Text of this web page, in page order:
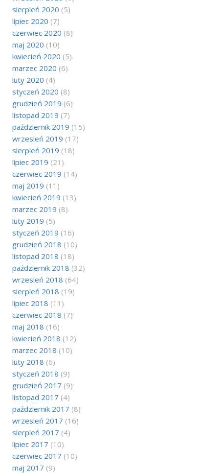
sierpień 2020 (5)
lipiec 2020 (7)
czerwiec 2020 (8)
maj 2020 (10)
kwiecień 2020 (5)
marzec 2020 (6)
luty 2020 (4)
styczeń 2020 (8)
grudzień 2019 (6)
listopad 2019 (7)
październik 2019 (15)
wrzesień 2019 (17)
sierpień 2019 (18)
lipiec 2019 (21)
czerwiec 2019 (14)
maj 2019 (11)
kwiecień 2019 (13)
marzec 2019 (8)
luty 2019 (5)
styczeń 2019 (16)
grudzień 2018 (10)
listopad 2018 (18)
październik 2018 (32)
wrzesień 2018 (64)
sierpień 2018 (19)
lipiec 2018 (11)
czerwiec 2018 (7)
maj 2018 (16)
kwiecień 2018 (12)
marzec 2018 (10)
luty 2018 (6)
styczeń 2018 (9)
grudzień 2017 (9)
listopad 2017 (4)
październik 2017 (8)
wrzesień 2017 (16)
sierpień 2017 (4)
lipiec 2017 (10)
czerwiec 2017 (10)
maj 2017 (9)